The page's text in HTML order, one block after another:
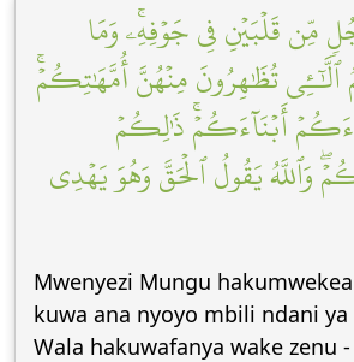
مِّن قَلۡبَيۡنِ فِي جَوۡفِهِۦۚ وَمَا
تُظَٰهِرُونَ مِنۡهُنَّ أُمَّهَٰتِكُمۡۚ
أَبۡنَآءَكُمۡۚ ذَٰلِكُمۡ
وَٱللَّهُ يَقُولُ ٱلۡحَقَّ وَهُوَ يَهۡدِي
Mwenyezi Mungu
kuwa ana nyoyo mbili ndani
Wala hakuwafanya wake zenu